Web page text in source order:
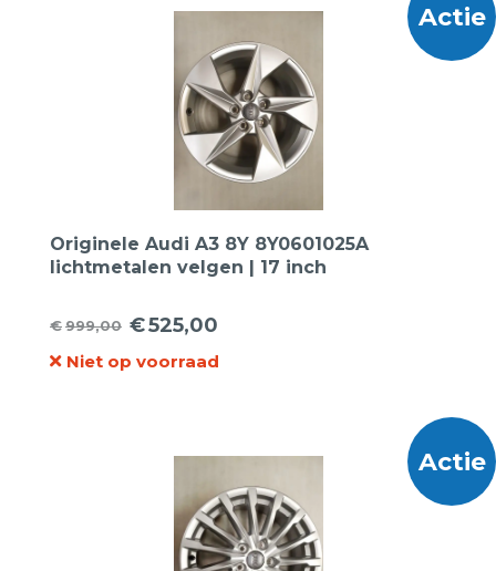
Actie
Originele Audi A3 8Y 8Y0601025A
lichtmetalen velgen | 17 inch
€999,00
Oorspronkelijke
prijs
€525,00
Huidige
prijs
Niet op voorraad
Actie